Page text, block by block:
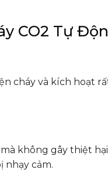
CO2 Tự
cháy và kích hoạt
không gây thiệt
nhạy cảm.